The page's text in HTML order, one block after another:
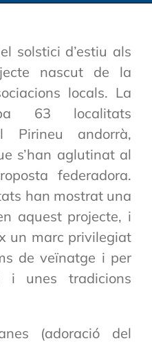
solstici d’estiu als
nascut de la
locals. La
63 localitats
Pirineu andorrà,
s’han aglutinat al
federadora.
han mostrat una
aquest projecte, i
un marc privilegiat
de veïnatge i per
i unes tradicions
(adoració del